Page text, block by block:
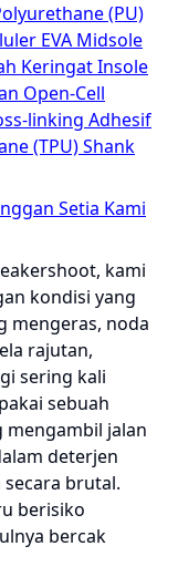
(PU)
EVA Midsole
Keringat Insole
Open-Cell
linking Adhesif
(TPU) Shank
Setia Kami
kami
kondisi yang
mengeras, noda
rajutan,
sering kali
sebuah
mengambil jalan
deterjen
brutal.
berisiko
bercak